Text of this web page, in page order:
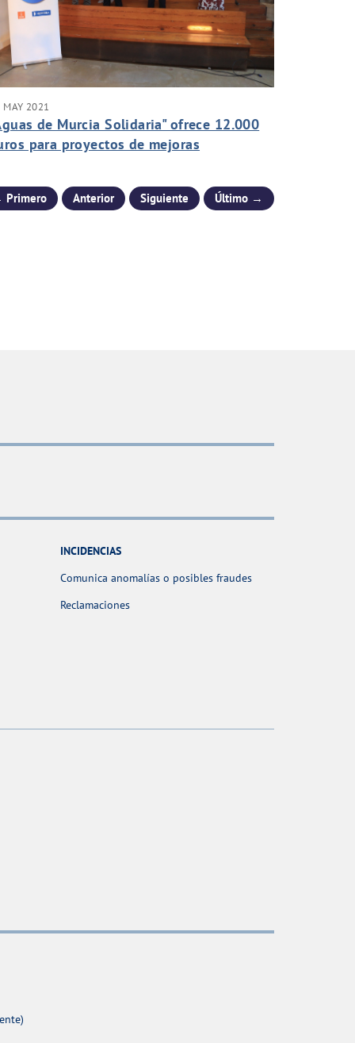
MAY 2021
de Murcia Solidaria" ofrece 12.000
para proyectos de mejoras
Anterior Siguiente Último →
INCIDENCIAS
Comunica anomalías o posibles fraudes
Reclamaciones